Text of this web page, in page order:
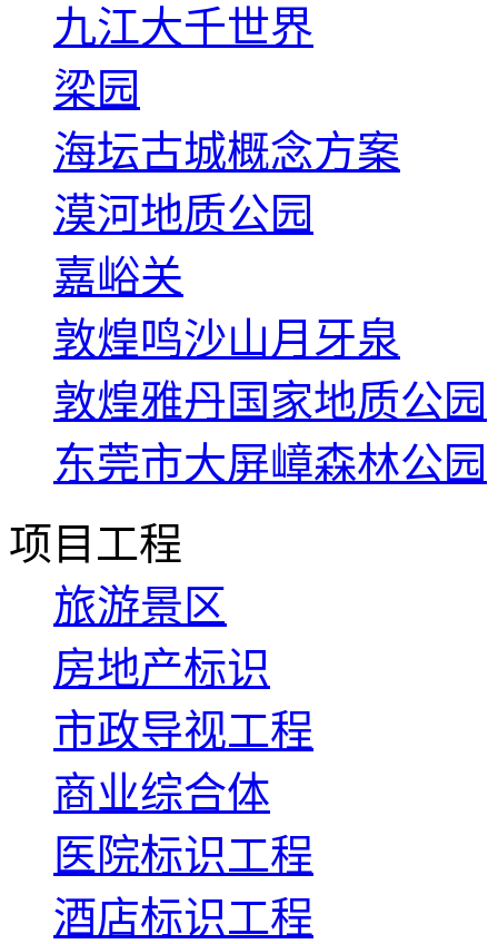
九江大千世界
梁园
海坛古城概念方案
漠河地质公园
嘉峪关
敦煌鸣沙山月牙泉
敦煌雅丹国家地质公园
东莞市大屏嶂森林公园
项目工程
旅游景区
房地产标识
市政导视工程
商业综合体
医院标识工程
酒店标识工程